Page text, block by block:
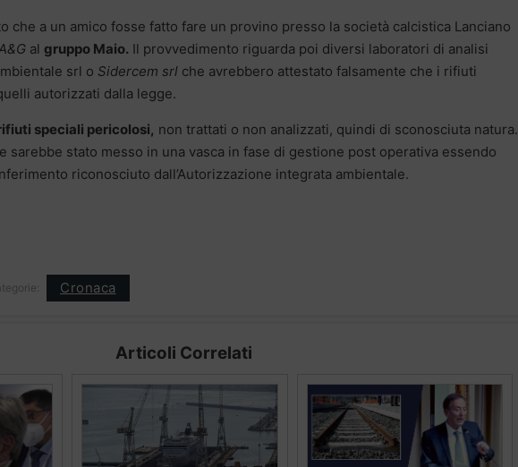
che a un amico fosse fatto fare un provino presso la società calcistica Lanciano
al gruppo Maio. Il provvedimento riguarda poi diversi laboratori di analisi
srl o Sidercem srl che avrebbero attestato falsamente che i rifiuti
autorizzati dalla legge.
speciali pericolosi, non trattati o non analizzati, quindi di sconosciuta natura.
sarebbe stato messo in una vasca in fase di gestione post operativa essendo
riconosciuto dall’Autorizzazione integrata ambientale.
Cronaca
Articoli Correlati